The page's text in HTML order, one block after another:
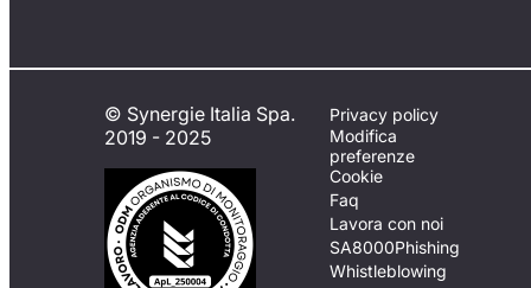
© Synergie Italia Spa.
2019 - 2025
Privacy policy
Modifica
preferenze
Cookie
Faq
Lavora con noi
SA8000Phishing
Whistleblowing